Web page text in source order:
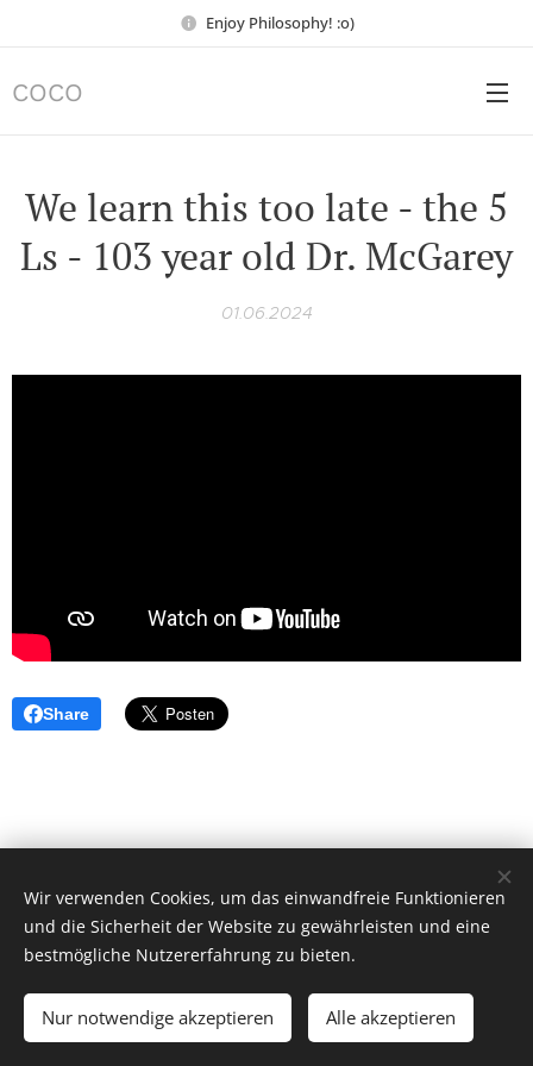
Enjoy Philosophy! :o)
COCO
We learn this too late - the 5
Ls - 103 year old Dr. McGarey
01.06.2024
Share
© 2026 by Dr. Andrea Christoph-Gaugusch
All rights reserved.
Cookies
Wir verwenden Cookies, um das einwandfreie Funktionieren
und die Sicherheit der Website zu gewährleisten und eine
bestmögliche Nutzererfahrung zu bieten.
Nur notwendige akzeptieren Alle akzeptieren